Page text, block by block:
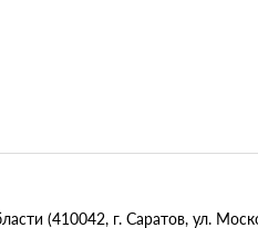
(410042, г. Саратов, ул.